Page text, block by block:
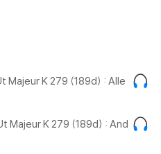
레나데를 닮은 K.333까지 청자들을
에 의해 즉흥적으로 연주해 냈고 모
는 ‘오페라’적 요소를 피아노 소나타
K. 545는 그녀에게 첫사랑이라고 할
Majeur K 279 (189d) : Alle
Majeur K 279 (189d) : And